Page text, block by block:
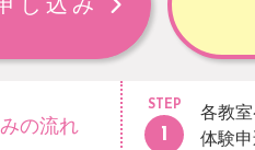
の流れ
STEP
各教
体験